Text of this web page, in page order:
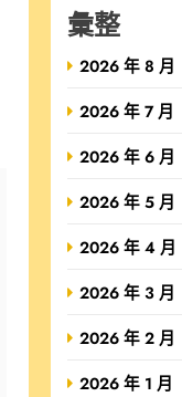
彙整
2026 年 8 月
2026 年 7 月
2026 年 6 月
2026 年 5 月
2026 年 4 月
2026 年 3 月
2026 年 2 月
2026 年 1 月